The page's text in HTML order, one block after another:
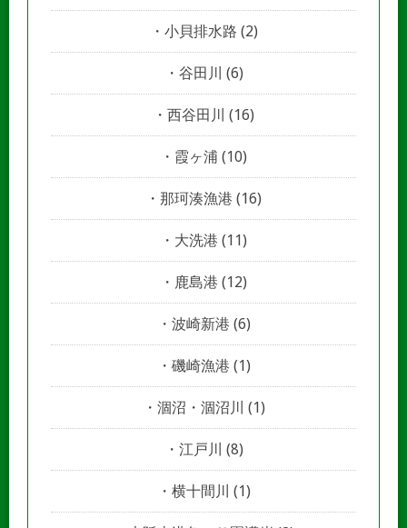
小貝排水路 (2)
谷田川 (6)
西谷田川 (16)
霞ヶ浦 (10)
那珂湊漁港 (16)
大洗港 (11)
鹿島港 (12)
波崎新港 (6)
磯崎漁港 (1)
涸沼・涸沼川 (1)
江戸川 (8)
横十間川 (1)